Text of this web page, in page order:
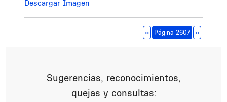
Descargar Imagen
Página anterior
‹‹ Página 2607 Siguiente
››
Sugerencias, reconocimientos,
quejas y consultas: